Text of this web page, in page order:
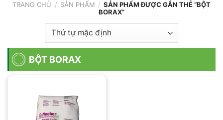
TRANG CHỦ / SẢN PHẨM / SẢN PHẨM ĐƯỢC GẮN THẺ “BỘT
BORAX”
BỘT BORAX